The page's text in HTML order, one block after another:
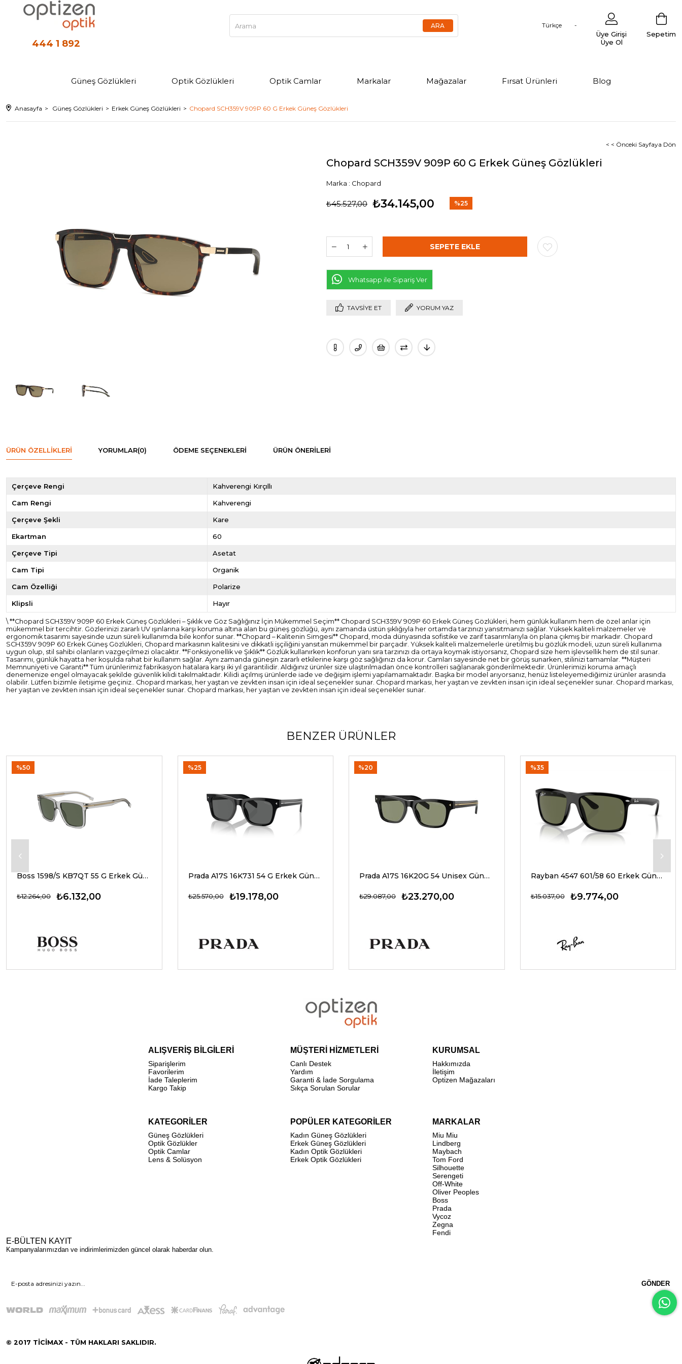
444 1 892
Türkçe
Sepetim
Üye Girişi
Üye Ol
Güneş Gözlükleri Optik Gözlükleri Optik Camlar Markalar Mağazalar Fırsat Ürünleri Blog
Anasayfa Güneş Gözlükleri Erkek Güneş Gözlükleri Chopard SCH359V 909P 60 G Erkek Güneş Gözlükleri
< < Önceki Sayfaya Dön
Chopard SCH359V 909P 60 G Erkek Güneş Gözlükleri
Marka : Chopard
₺45.527,00 ₺34.145,00 %25
Whatsapp ile Sipariş Ver
TAVSIYE ET YORUM YAZ
ÜRÜN ÖZELLIKLERI YORUMLAR(0) ÖDEME SEÇENEKLERI ÜRÜN ÖNERILERI
Çerçeve Rengi Kahverengi Kırçıllı
Cam Rengi Kahverengi
Çerçeve Şekli Kare
Ekartman 60
Çerçeve Tipi Asetat
Cam Tipi Organik
Cam Özelliği Polarize
Klipsli Hayır
\ **Chopard SCH359V 909P 60 Erkek Güneş Gözlükleri – Şıklık ve Göz Sağlığınız İçin Mükemmel Seçim** Chopard SCH359V 909P 60 Erkek Güneş Gözlükleri, hem günlük kullanım hem de özel anlar için
mükemmel bir tercihtir. Gözlerinizi zararlı UV ışınlarına karşı koruma altına alan bu güneş gözlüğü, aynı zamanda üstün şıklığıyla her ortamda tarzınızı yansıtmanızı sağlar. Yüksek kaliteli malzemeler ve
ergonomik tasarımı sayesinde uzun süreli kullanımda bile konfor sunar. **Chopard – Kalitenin Simgesi** Chopard, moda dünyasında sofistike ve zarif tasarımlarıyla ön plana çıkmış bir markadır. Chopard
SCH359V 909P 60 Erkek Güneş Gözlükleri, Chopard markasının kalitesini ve dikkatli işçiliğini yansıtan mükemmel bir parçadır. Yüksek kaliteli malzemelerle üretilmiş bu gözlük modeli, uzun süreli kullanıma
uygun olup, stil sahibi olanların vazgeçilmezi olacaktır. **Fonksiyonellik ve Şıklık** Gözlük kullanırken konforun yanı sıra tarzınızı da ortaya koymak istiyorsanız, Chopard size hem işlevsellik hem de stil sunar.
Tasarımı, günlük hayatta her koşulda rahat bir kullanım sağlar. Aynı zamanda güneşin zararlı etkilerine karşı göz sağlığınızı da korur. Camları sayesinde net bir görüş sunarken, stilinizi tamamlar. **Müşteri
Memnuniyeti ve Garanti** Tüm ürünlerimiz fabrikasyon hatalara karşı iki yıl garantilidir. Aldığınız ürünler size ulaştırılmadan önce kontrolleri sağlanarak gönderilmektedir. Ürünlerimizi koruma amaçlı
denemenize engel olmayacak şekilde güvenlik kilidi takılmaktadır. Kilidi açılmış ürünlerde iade ve değişim işlemi yapılamamaktadır. Başka bir model arıyorsanız, henüz listeleyemediğimiz ürünler arasında
olabilir. Lütfen bizimle iletişime geçiniz.. Chopard markası, her yaştan ve zevkten insan için ideal seçenekler sunar. Chopard markası, her yaştan ve zevkten insan için ideal seçenekler sunar. Chopard markası,
her yaştan ve zevkten insan için ideal seçenekler sunar. Chopard markası, her yaştan ve zevkten insan için ideal seçenekler sunar.
BENZER ÜRÜNLER
Boss 1598/S KB7QT 55 G Erkek Güneş Gözlükleri
₺6.132,00
₺12.264,00
%50
Prada A17S 16K731 54 G Erkek Güneş Gözlükleri
₺19.178,00
₺25.570,00
%25
Prada A17S 16K20G 54 Unisex Güneş Gözlükleri
₺23.270,00
₺29.087,00
%20
Rayban 4547 601/58 60 Erkek Güneş Gözlükleri
₺9.774,00
₺15.037,00
%35
ALIŞVERİŞ BİLGİLERİ
Siparişlerim
Favorilerim
İade Taleplerim
Kargo Takip
MÜŞTERİ HİZMETLERİ
Canlı Destek
Yardım
Garanti & İade Sorgulama
Sıkça Sorulan Sorular
KURUMSAL
Hakkımızda
İletişim
Optizen Mağazaları
KATEGORİLER
Güneş Gözlükleri
Optik Gözlükler
Optik Camlar
Lens & Solüsyon
POPÜLER KATEGORİLER
Kadın Güneş Gözlükleri
Erkek Güneş Gözlükleri
Kadın Optik Gözlükleri
Erkek Optik Gözlükleri
MARKALAR
Miu Miu
Lindberg
Maybach
Tom Ford
Silhouette
Serengeti
Off-White
Oliver Peoples
Boss
Prada
Vycoz
Zegna
Fendi
E-BÜLTEN KAYIT
Kampanyalarımızdan ve indirimlerimizden güncel olarak haberdar olun.
GÖNDER
© 2017 TİCİMAX - TÜM HAKLARI SAKLIDIR.